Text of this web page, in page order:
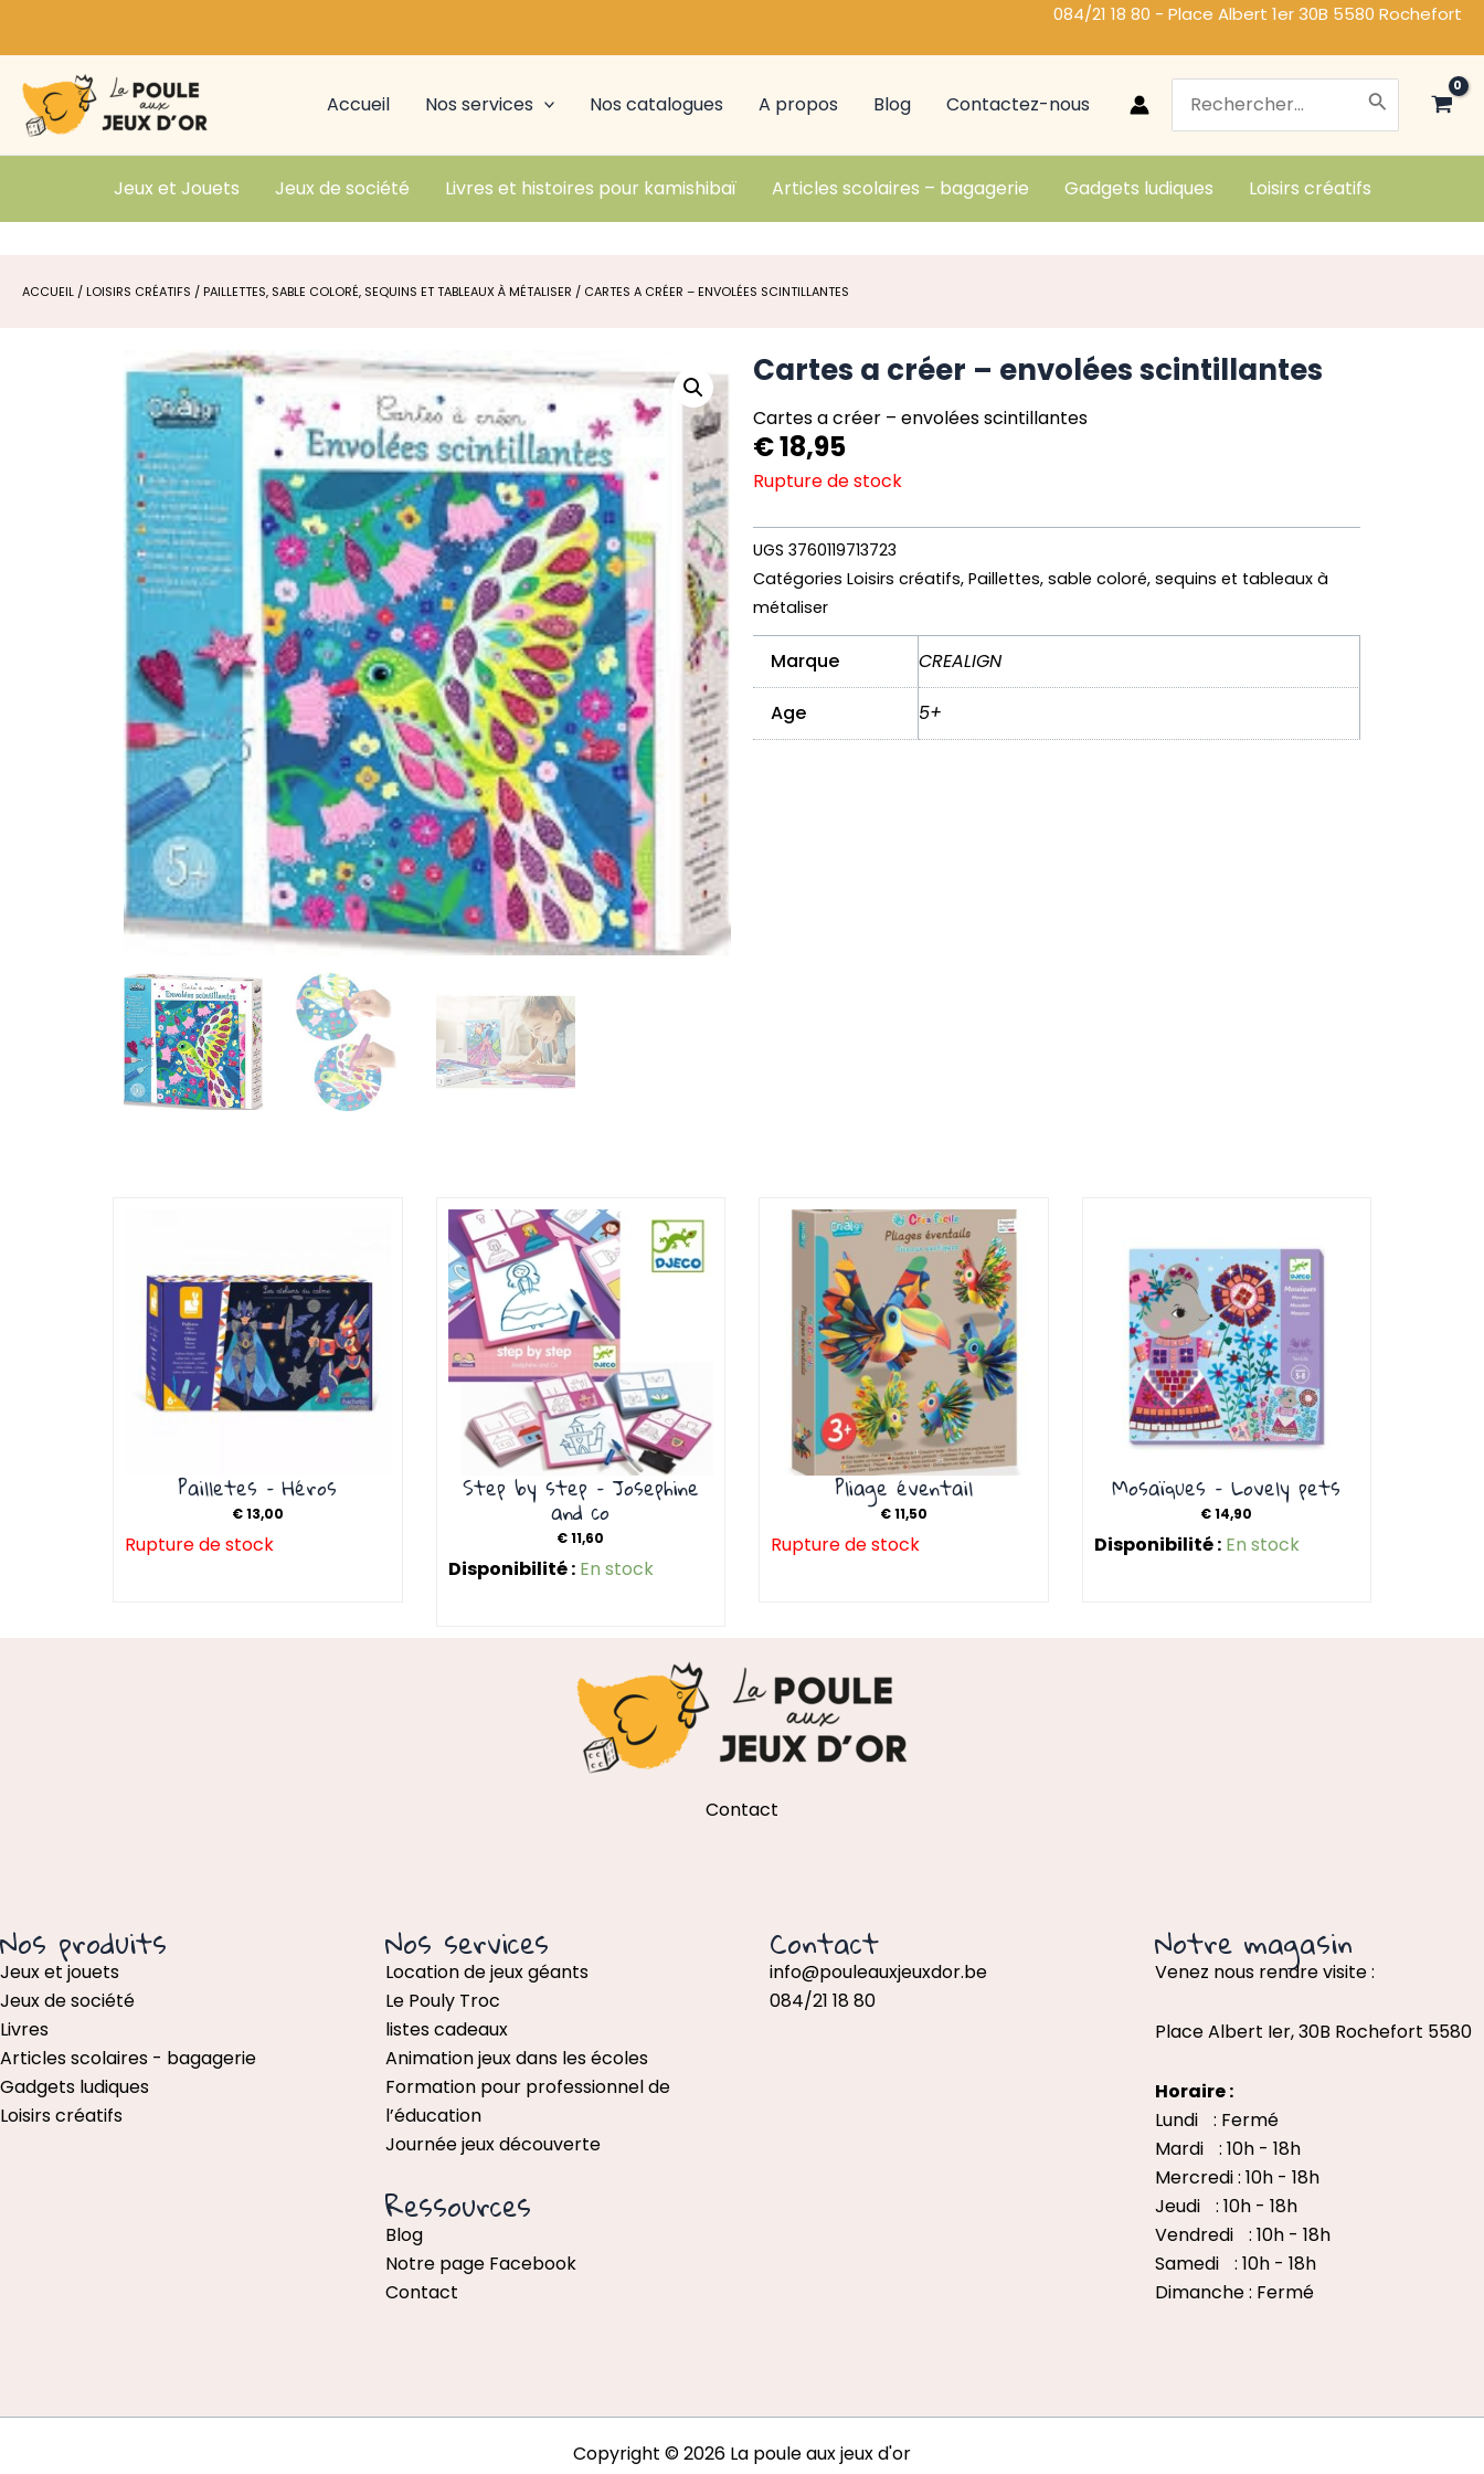
084/21 18 80 - Place Albert 1er 30B 5580 Rochefort
Accueil Nos services Nos catalogues A propos Blog Contactez-nous
Search
Jeux et Jouets Jeux de société Livres et histoires pour kamishibaï Articles scolaires – bagagerie Gadgets ludiques Loisirs créatifs
ACCUEIL /LOISIRS CRÉATIFS /PAILLETTES, SABLE COLORÉ, SEQUINS ET TABLEAUX À MÉTALISER / CARTES A CRÉER – ENVOLÉES SCINTILLANTES
Cartes a créer – envolées scintillantes
Cartes a créer – envolées scintillantes
€18,95
Rupture de stock
UGS 3760119713723
Catégories Loisirs créatifs, Paillettes, sable coloré, sequins et tableaux à
métaliser
Marque CREALIGN
Age 5+
Pailletes – Héros
€13,00
Rupture de stock
Step by step – Josephine
and co
€11,60
Disponibilité : En stock
Pliage éventail
€11,50
Rupture de stock
Mosaïques – Lovely pets
€14,90
Disponibilité : En stock
Contact
Nos produits
Jeux et jouets
Jeux de société
Livres
Articles scolaires - bagagerie
Gadgets ludiques
Loisirs créatifs
Nos services
Location de jeux géants
Le Pouly Troc
listes cadeaux
Animation jeux dans les écoles
Formation pour professionnel de
l’éducation
Journée jeux découverte
Ressources
Blog
Notre page Facebook
Contact
Contact
info@pouleauxjeuxdor.be
084/21 18 80
Notre magasin
Venez nous rendre visite :
Place Albert Ier, 30B Rochefort 5580
Horaire :
Lundi : Fermé
Mardi : 10h - 18h
Mercredi : 10h - 18h
Jeudi : 10h - 18h
Vendredi : 10h - 18h
Samedi : 10h - 18h
Dimanche : Fermé
Copyright © 2026 La poule aux jeux d'or